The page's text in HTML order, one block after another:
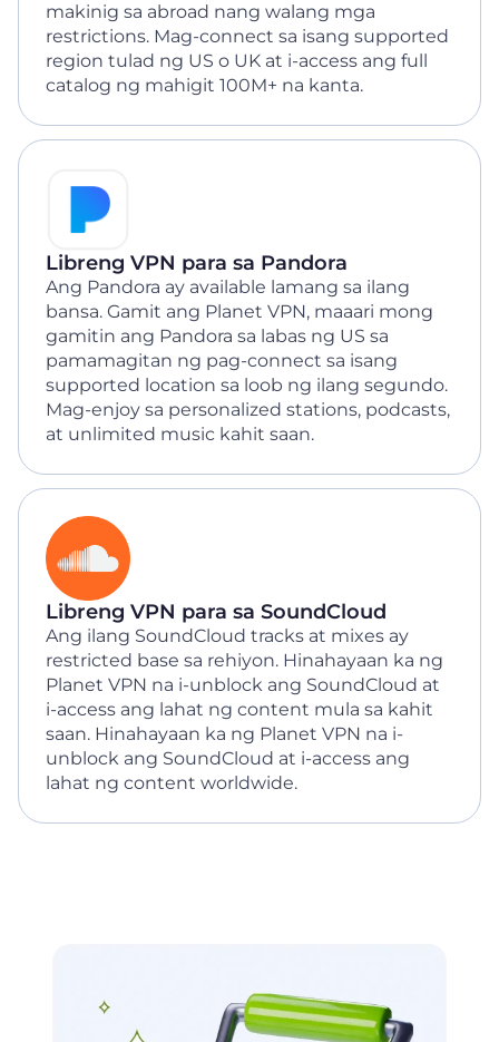
makinig sa abroad nang walang mga
restrictions. Mag-connect sa isang supported
region tulad ng US o UK at i-access ang full
catalog ng mahigit 100M+ na kanta.
Libreng VPN para sa Pandora
Ang Pandora ay available lamang sa ilang
bansa. Gamit ang Planet VPN, maaari mong
gamitin ang Pandora sa labas ng US sa
pamamagitan ng pag-connect sa isang
supported location sa loob ng ilang segundo.
Mag-enjoy sa personalized stations, podcasts,
at unlimited music kahit saan.
Libreng VPN para sa SoundCloud
Ang ilang SoundCloud tracks at mixes ay
restricted base sa rehiyon. Hinahayaan ka ng
Planet VPN na i-unblock ang SoundCloud at
i-access ang lahat ng content mula sa kahit
saan. Hinahayaan ka ng Planet VPN na i-
unblock ang SoundCloud at i-access ang
lahat ng content worldwide.